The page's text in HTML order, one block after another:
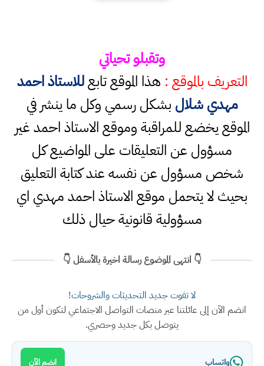
وتقبلو تحياتي
التعريف بالموقع : هذا الموقع تابعللاستاذ احمد
مهدي شلال بشكل رسمي وكل ما ينشر في
الموقع يخضع للمراقبة وموقع الاستاذ احمد غير
مسؤول عن التعليقات على المواضيع كل
شخص مسؤول عن نفسه عند كتابة التعليق
بحيث لا يتحمل موقع الاستاذ احمد مهدي اي
مسؤولية قانونية حيال ذلك
👇 انتهى الموضوع رسالة اخيرة بالأسفل 👇
لا تفوت جديد التحديثات والشروحات!
انضم الآن إلى عائلتنا عبر منصات التواصل الاجتماعي لتكون أول من
يتوصل بكل جديد وحصري.
واتساب انضم الآن